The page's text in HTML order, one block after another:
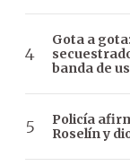
Gota a
banda de
Policía
Roselín y